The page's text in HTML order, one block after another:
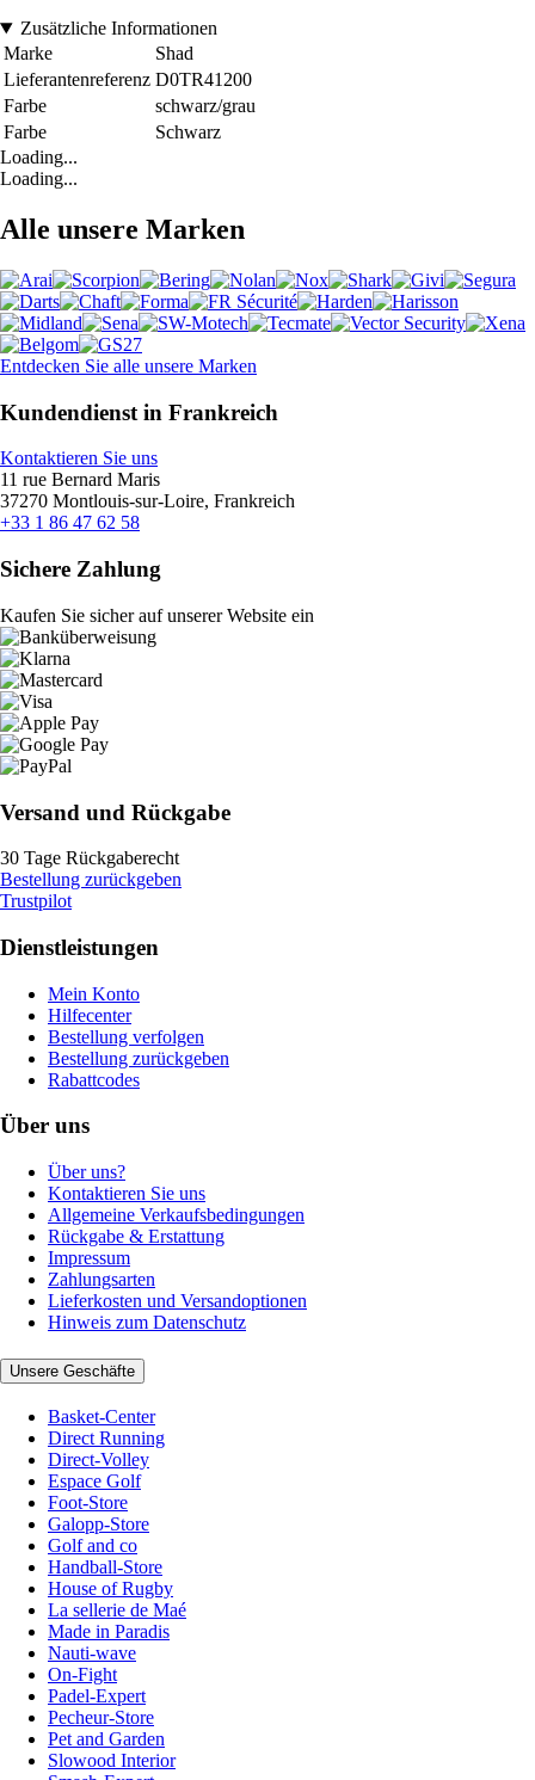
Zusätzliche Informationen
Marke
Shad
Lieferantenreferenz D0TR41200
Farbe
schwarz/grau
Farbe
Schwarz
Loading...
Loading...
Alle unsere Marken
Entdecken Sie alle unsere Marken
Kundendienst in Frankreich
Kontaktieren Sie uns
11 rue Bernard Maris
37270 Montlouis-sur-Loire, Frankreich
+33 1 86 47 62 58
Sichere Zahlung
Kaufen Sie sicher auf unserer Website ein
Versand und Rückgabe
30 Tage Rückgaberecht
Bestellung zurückgeben
Trustpilot
Dienstleistungen
Mein Konto
Hilfecenter
Bestellung verfolgen
Bestellung zurückgeben
Rabattcodes
Über uns
Über uns?
Kontaktieren Sie uns
Allgemeine Verkaufsbedingungen
Rückgabe & Erstattung
Impressum
Zahlungsarten
Lieferkosten und Versandoptionen
Hinweis zum Datenschutz
Unsere Geschäfte
Basket-Center
Direct Running
Direct-Volley
Espace Golf
Foot-Store
Galopp-Store
Golf and co
Handball-Store
House of Rugby
La sellerie de Maé
Made in Paradis
Nauti-wave
On-Fight
Padel-Expert
Pecheur-Store
Pet and Garden
Slowood Interior